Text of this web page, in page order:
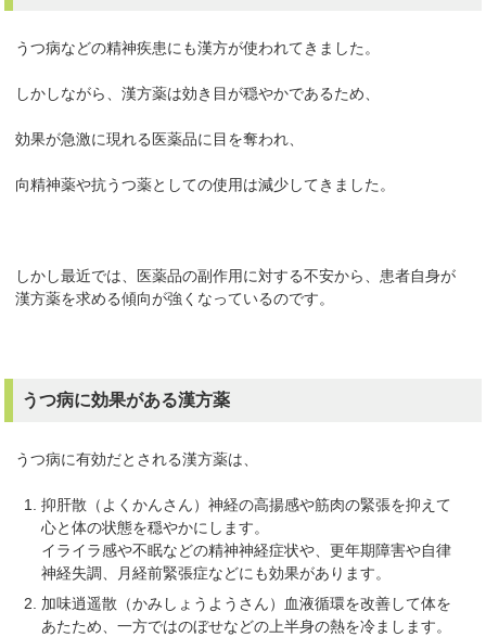
うつ病などの精神疾患にも漢方が使われてきました。
しかしながら、漢方薬は効き目が穏やかであるため、
効果が急激に現れる医薬品に目を奪われ、
向精神薬や抗うつ薬としての使用は減少してきました。
しかし最近では、医薬品の副作用に対する不安から、患者自身が
漢方薬を求める傾向が強くなっているのです。
うつ病に効果がある漢方薬
うつ病に有効だとされる漢方薬は、
抑肝散（よくかんさん）神経の高揚感や筋肉の緊張を抑えて
心と体の状態を穏やかにします。
イライラ感や不眠などの精神神経症状や、更年期障害や自律
神経失調、月経前緊張症などにも効果があります。
加味逍遥散（かみしょうようさん）血液循環を改善して体を
あたため、一方ではのぼせなどの上半身の熱を冷まします。